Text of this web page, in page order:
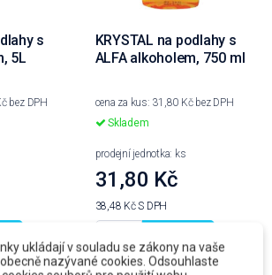
s
5L
bez DPH
KRYSTAL na podlahy s
ALFA alkoholem, 750 ml
cena za kus: 31,80 Kč bez DPH
Skladem
prodejní jednotka: ks
31,80 Kč
38,48 KčS DPH
ukládají v souladu se zákony na vaše
nazývané cookies. Odsouhlaste